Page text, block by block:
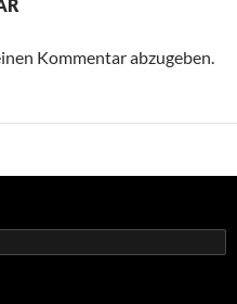
Kommentar abzugeben.